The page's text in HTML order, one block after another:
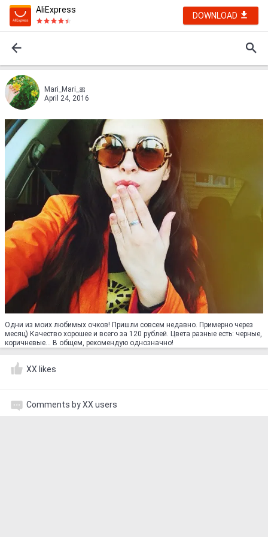
AliExpress
DOWNLOAD
Mari_Mari_🎀
April 24, 2016
Одни из моих любимых очков! Пришли совсем недавно. Примерно через
месяц) Качество хорошее и всего за 120 рублей. Цвета разные есть: черные,
коричневые... В общем, рекомендую однозначно!
XX likes
Comments by XX users